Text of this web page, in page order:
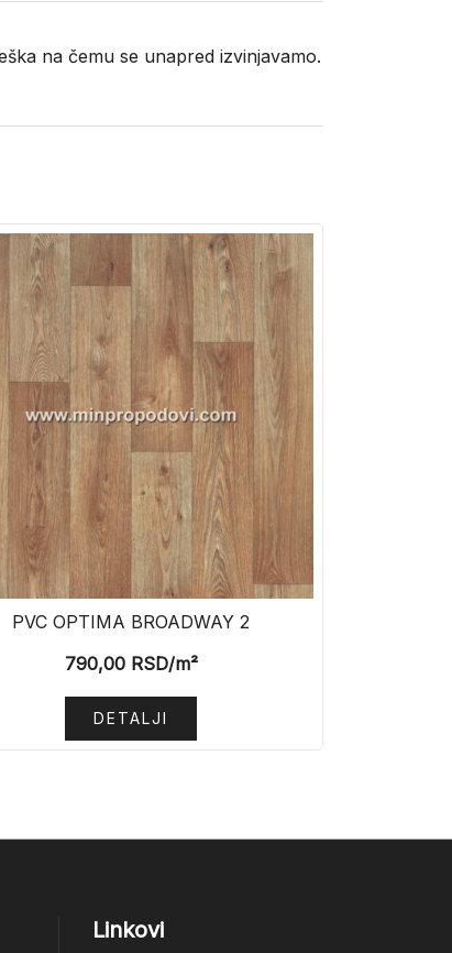
na čemu se unapred izvinjavamo.
PVC OPTIMA BROADWAY 2
790,00RSD/m²
DETALJI
Linkovi